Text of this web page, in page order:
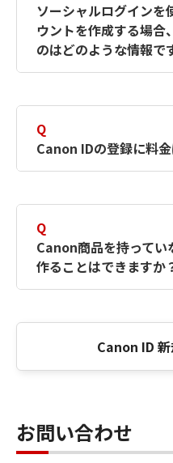
す。詳しい作成方
何ですか？Canon
ださい。
ソーシャルログイン
ウントを作成する場合
のはどのような情報で
択したサービスか
簡単に作成できる
Canon IDの登録フ
Q
Canon IDの登録に料
Q
Canon商品を持って
作ることはできますか
Canon ID
お問い合わせ